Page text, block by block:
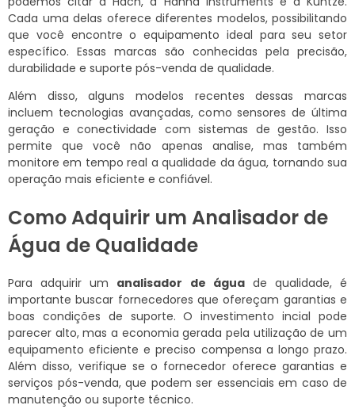
Cada uma delas oferece diferentes modelos, possibilitando
que você encontre o equipamento ideal para seu setor
específico. Essas marcas são conhecidas pela precisão,
durabilidade e suporte pós-venda de qualidade.
Além disso, alguns modelos recentes dessas marcas
incluem tecnologias avançadas, como sensores de última
geração e conectividade com sistemas de gestão. Isso
permite que você não apenas analise, mas também
monitore em tempo real a qualidade da água, tornando sua
operação mais eficiente e confiável.
Como Adquirir um Analisador de
Água de Qualidade
Para adquirir um analisador de águade qualidade, é
importante buscar fornecedores que ofereçam garantias e
boas condições de suporte. O investimento incial pode
parecer alto, mas a economia gerada pela utilização de um
equipamento eficiente e preciso compensa a longo prazo.
Além disso, verifique se o fornecedor oferece garantias e
serviços pós-venda, que podem ser essenciais em caso de
manutenção ou suporte técnico.